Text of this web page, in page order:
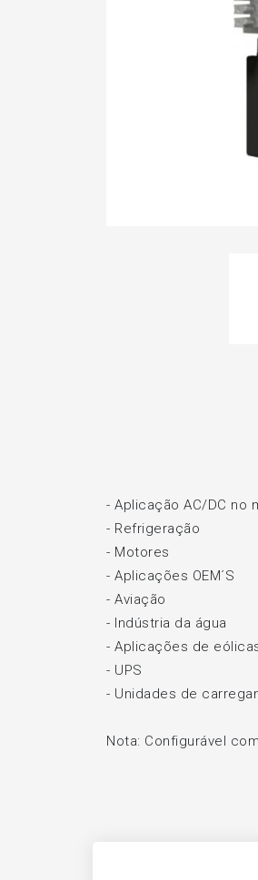
- Aplicação AC/DC no
- Refrigeração
- Motores
- Aplicações OEM´S
- Aviação
- Indústria da água
- Aplicações de
- UPS
- Unidades de
Nota: Configurável com